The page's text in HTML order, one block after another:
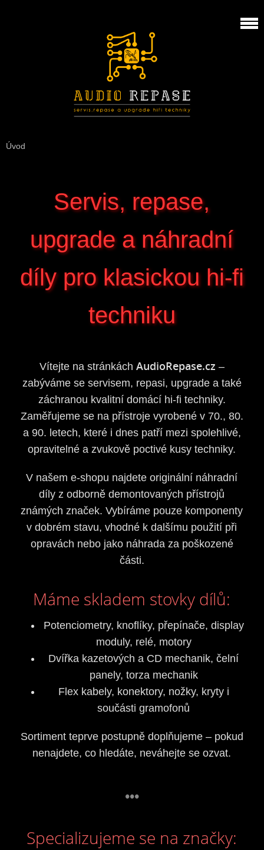
Úvod
Servis, repase,
upgrade a náhradní
díly pro klasickou hi-fi
techniku
Vítejte na stránkách AudioRepase.cz –
zabýváme se servisem, repasi, upgrade a také
záchranou kvalitní domácí hi-fi techniky.
Zaměřujeme se na přístroje vyrobené v 70., 80.
a 90. letech, které i dnes patří mezi spolehlivé,
opravitelné a zvukově poctivé kusy techniky.
V našem e-shopu najdete originální náhradní
díly z odborně demontovaných přístrojů
známých značek. Vybíráme pouze komponenty
v dobrém stavu, vhodné k dalšímu použití při
opravách nebo jako náhrada za poškozené
části.
Máme skladem stovky dílů:
Potenciometry, knoflíky, přepínače, display
moduly, relé, motory
Dvířka kazetových a CD mechanik, čelní
panely, torza mechanik
Flex kabely, konektory, nožky, kryty i
součásti gramofonů
Sortiment teprve postupně doplňujeme – pokud
nenajdete, co hledáte, neváhejte se ozvat.
•••
Specializujeme se na značky: